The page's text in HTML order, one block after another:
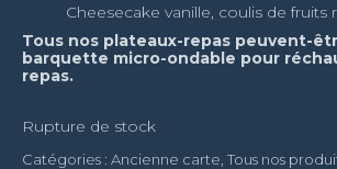
Cheesecake vanille, coulis de fruits
Tous nos plateaux-repas peuvent-
barquette micro-ondable pour
repas.
Rupture de stock
Catégories : Ancienne carte Tous nos